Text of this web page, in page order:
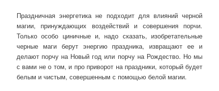
Праздничная энергетика не подходит для влияний черной
магии, принуждающих воздействий и совершения порчи.
Только особо циничные и, надо сказать, изобретательные
черные маги берут энергию праздника, извращают ее и
делают порчу на Новый год или порчу на Рождество. Но мы
с вами не о том, и про приворот на праздники, который будет
белым и чистым, совершенным с помощью белой магии.